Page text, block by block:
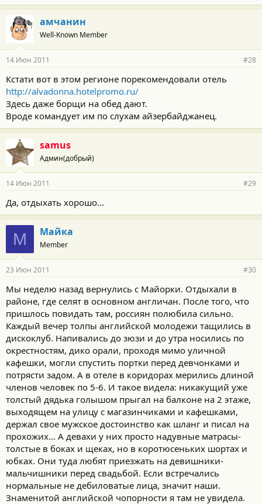
амчанин
Well-Known Member
14 Июн 2011 #28
Кстати вот в этом регионе порекомендовали отель
http://alvadonna.hotelpromo.ru/
Здесь даже борщи на обед дают.
Вроде командует им по слухам айзербайджанец.
samus
Админ(добрый)
14 Июн 2011 #29
Да, отдыхать хорошо...
М Майка
Member
23 Июн 2011 #30
Мы неделю назад вернулись с Майорки. Отдыхали в
районе, где селят в основном англичан. После того, что
пришлось повидать там, россиян полюбила сильно.
Каждый вечер толпы английской молодежи тащились в
дискоклуб. Напивались до зюзи и до утра носились по
окрестностям, дико орали, проходя мимо уличной
кафешки, могли спустить портки перед девчонками и
потрясти задом. А в отеле в коридорах мерились длиной
членов человек по 5-6. И такое видела: никакущий уже
толстый дядька голышом прыгал на балконе на 2 этаже,
выходящем на улицу с магазинчиками и кафешками,
держал свое мужское достоинство как шланг и писал на
прохожих... А девахи у них просто надувные матрасы-
толстые в боках и щеках, но в коротюсеньких шортах и
юбках. Они туда любят приезжать на девишники-
мальчишники перед свадьбой. Если встречались
нормальные не дебиловатые лица, значит наши.
Знаменитой английской чопорности я там не увидела.